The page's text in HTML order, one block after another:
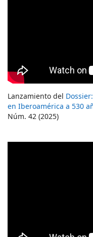
Lanzamiento del
en Iberoamérica a 530
Núm. 42 (2025)